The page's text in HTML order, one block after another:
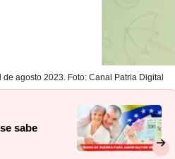
agosto 2023. Foto: Canal Patria Digital
sabe